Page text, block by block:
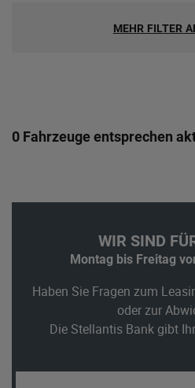
MEHR FILTER
0 Fahrzeuge entsprechen
WIR SIND
Montag bis Freitag
Haben Sie Fragen zum
oder zur
Die Stellantis Bank gibt